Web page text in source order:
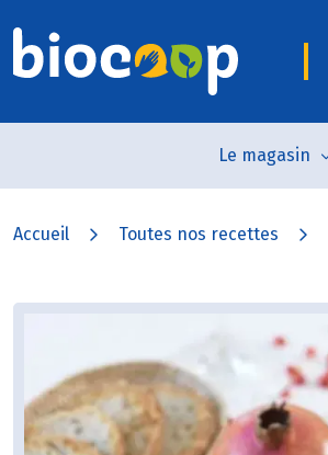
Le magasin
Accueil Toutes nos recettes